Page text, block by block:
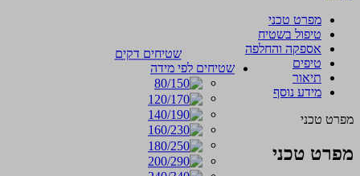
שטיחים דקים
שטיחים לפי מידה
מפרט טכני
טיפול בשטיח
אספקה והחלפה
טיפים
תיאור
מידע נוסף
מפרט טכני
מפרט טכני